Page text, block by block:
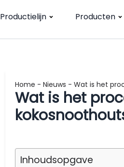
Productielijn Producten
Home - Nieuws - Wat is het
Wat is het
Inhoudsopgave